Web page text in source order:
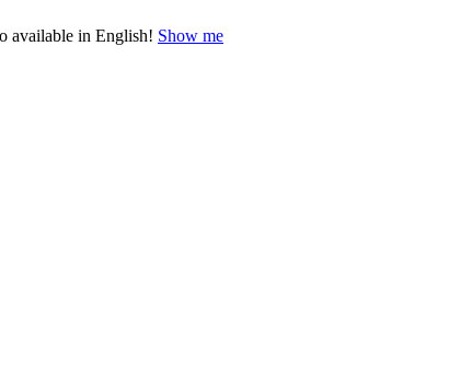
available in English! Show me